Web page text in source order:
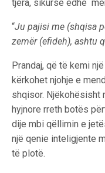
tjera, sikurse edhe
“Ju pajisi me (shqisa
zemër (efideh), ashtu
Prandaj, që të kemi
kërkohet njohje e
shqisor. Njëkohësisht
hyjnore rreth botës
dije mbi qëllimin e
një qenie inteligjente
të plotë.